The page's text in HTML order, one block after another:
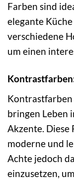
Farben sind
elegante
verschiedene
um einen
Kontrastfarben
bringen Leben
Akzente. Diese
moderne und
Achte jedoch
einzusetzen,